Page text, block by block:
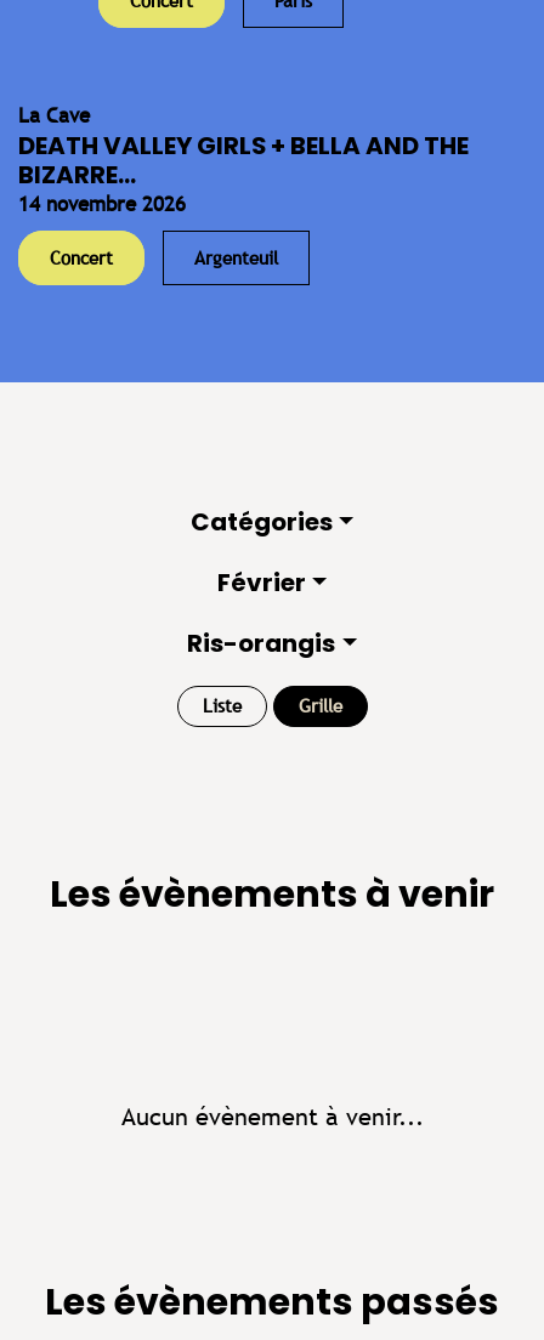
La Cave
DEATH VALLEY GIRLS + BELLA AND THE
BIZARRE...
14 novembre 2026
Concert Argenteuil
Catégories
Février
Ris-orangis
Liste Grille
Les évènements à venir
Aucun évènement à venir...
Les évènements passés